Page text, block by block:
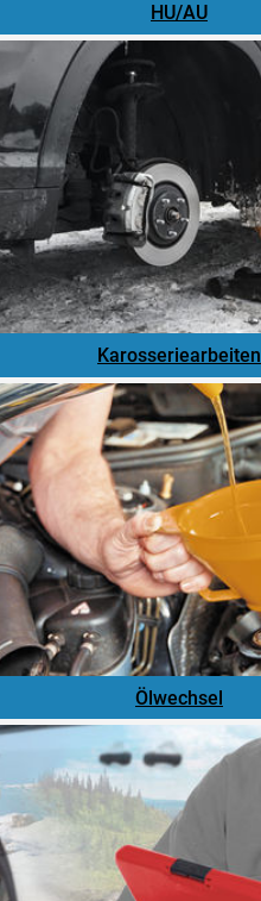
HU/AU
Karosseriearbeiten
Ölwechsel